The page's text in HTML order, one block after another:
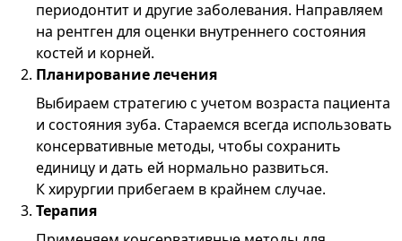
периодонтит и другие заболевания. Направляем
на рентген для оценки внутреннего состояния
костей и корней.
Планирование лечения
Выбираем стратегию с учетом возраста пациента
и состояния зуба. Стараемся всегда использовать
консервативные методы, чтобы сохранить
единицу и дать ей нормально развиться.
К хирургии прибегаем в крайнем случае.
Терапия